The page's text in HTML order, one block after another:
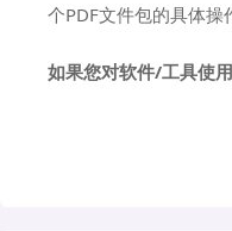
个PDF文件包的具体
如果您对软件/工具使